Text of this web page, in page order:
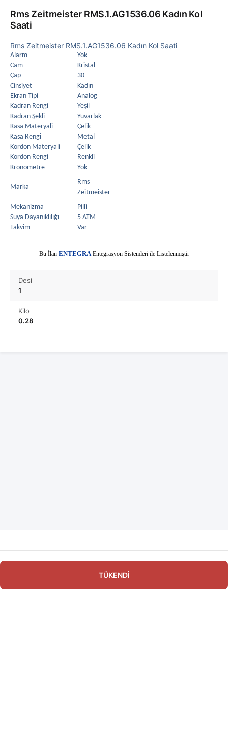
Rms Zeitmeister RMS.1.AG1536.06 Kadın Kol
Saati
Rms Zeitmeister RMS.1.AG1536.06 Kadın Kol Saati
Alarm
Yok
Cam
Kristal
Çap
30
Cinsiyet
Kadın
Ekran Tipi
Analog
Kadran Rengi
Yeşil
Kadran Şekli
Yuvarlak
Kasa Materyali
Çelik
Kasa Rengi
Metal
Kordon Materyali
Çelik
Kordon Rengi
Renkli
Kronometre
Yok
Marka
Rms
Zeitmeister
Mekanizma
Pilli
Suya Dayanıklılığı
5 ATM
Takvim
Var
Bu İlan ENTEGRAEntegrasyon Sistemleri ile Listelenmiştir
Desi
1
Kilo
0.28
TÜKENDİ